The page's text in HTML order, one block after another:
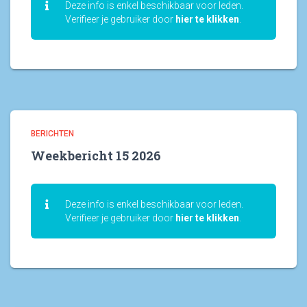
Deze info is enkel beschikbaar voor leden.
Verifieer je gebruiker door hier te klikken
BERICHTEN
Weekbericht 15 2026
Deze info is enkel beschikbaar voor leden.
Verifieer je gebruiker door hier te klikken